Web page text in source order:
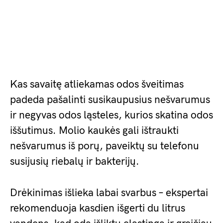
Kas savaitę atliekamas odos šveitimas
padeda pašalinti susikaupusius nešvarumus
ir negyvas odos ląsteles, kurios skatina odos
iššutimus. Molio kaukės gali ištraukti
nešvarumus iš porų, paveiktų su telefonu
susijusių riebalų ir bakterijų.
Drėkinimas išlieka labai svarbus – ekspertai
rekomenduoja kasdien išgerti du litrus